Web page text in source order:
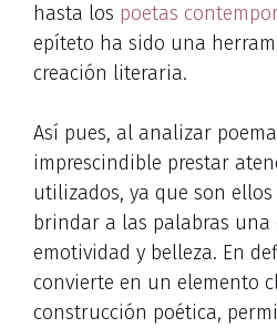
hasta los poetas
epíteto ha sido una
creación literaria.
Así pues, al analizar
imprescindible prestar
utilizados, ya que son
brindar a las palabras una
emotividad y belleza. En
convierte en un elemento
construcción poética,